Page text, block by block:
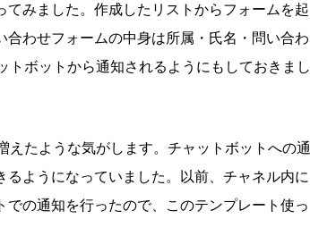
みました。作成したリストからフォームを起
わせフォームの中身は所属・氏名・問い合わ
ボットから通知されるようにもしておきまし
たような気がします。チャットボットへの通
ようになっていました。以前、チャネル内に
の通知を行ったので、このテンプレート使っ